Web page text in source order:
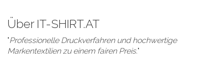
Über IT-SHIRT.AT
"Professionelle Druckverfahren und hochwertige
Markentextilien zu einem fairen Preis."